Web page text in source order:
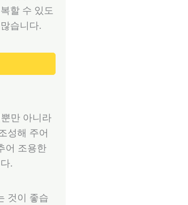
할 수 있도
습니다.
만 아니라
성해 주어
어 조용한
.
것이 좋습